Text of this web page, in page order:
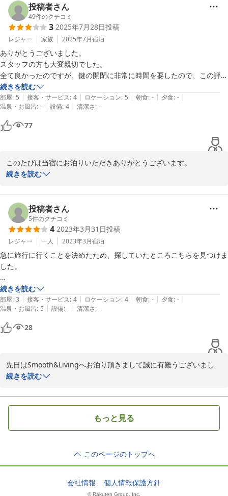
ります。
別所温泉の観光や温泉をメインとしてシンプルに気軽に自由な時間
を楽しんで頂きたくこちらの施設をご利用いただければ幸いでござ
います。
旅館「旅宿 上松や」の源泉かけながしの温泉も無料でご利用いただ
けますので、ぜひまた機会がございましたら当施設のご利用をお待
ち申し上げております。
2023-11-15
投稿者さん
49件のクチコミ
3 2025年7月28日投稿
レジャー 家族 2025年7月宿泊
ありがとうございました。
スタッフの方も大変親切でした。
全て良かったのですが、鍵の開閉に非常に時間を要したので、この評価
にしました。また泊まりたいので、早急な改善をお願いしたいです。
続きを読む
部屋: 5 | 接客・サービス: 4 | ロケーション: 5 | 朝食: - | 夕食: - |
温泉・お風呂: - | 設備: 4 | 清潔さ: -
77
このたびは当宿にお泊りいただきありがとうございます。
鍵の開閉につきましてはご不便をおかけし申し訳ありません。早急
今後はご滞在中に何かございましたらスタッフまでご報告いただけ
ますと幸いです。
またのお越しをお待ちしております。
柳澤
2025-08-08
続きを読む
投稿者さん
5件のクチコミ
4 2023年3月31日投稿
レジャー 一人 2023年3月宿泊
急に旅行に行くことを決めたため、探していたところこちらを見つけま
した。
素泊まりだったので、評価項目はがあまりないですが、
旅館施設の中の温泉を利用できたこと
宿泊施設がとてもきれいだったことはよかったです。
ほんの少し残念なところはＴＶがなかった、くらいでしょうか？
続きを読む
部屋: 3 | 接客・サービス: 4 | ロケーション: 4 | 朝食: - | 夕食: - |
温泉・お風呂: 5 | 設備: - | 清潔さ: -
28
先日はSmooth&Livingへお泊り頂きまして誠に有難うございまし
た。
をごゆっくりお過ごし楽しんでいただくためにテレビを設置してお
りません。
観光や温泉目的、出張などお越し頂くは様々かと存じますが、シン
プルなお泊りを安価でご提供しております。何卒ご理解頂けますと
また機会がございましたら、別所温泉へ足をお運び頂ければ幸いで
ございます。
続きを読む
もっと見る
このページのトップへ
会社情報 個人情報保護方針
© Rakuten Group, Inc.